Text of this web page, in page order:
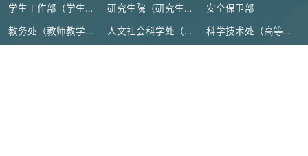
学生工作部（学生处、人武部） 研究生院（研究生工作部、学科建设办公室） 安全保卫部
教务处（教师教学发展中心） 人文社会科学处（高等人文研究院） 科学技术处（高等研究院）